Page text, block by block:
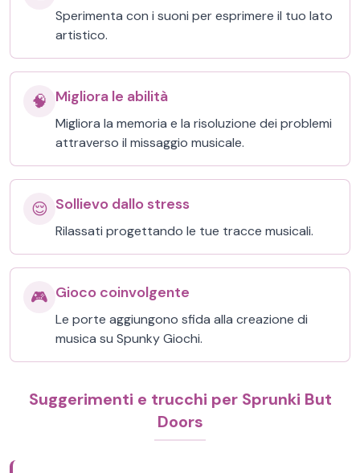
Sperimenta con i suoni per esprimere il tuo lato
artistico.
🧠 Migliora le abilità
Migliora la memoria e la risoluzione dei problemi
attraverso il missaggio musicale.
😌 Sollievo dallo stress
Rilassati progettando le tue tracce musicali.
🎮 Gioco coinvolgente
Le porte aggiungono sfida alla creazione di
musica su Spunky Giochi.
Suggerimenti e trucchi per Sprunki But
Doors